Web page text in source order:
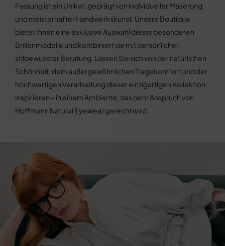
Fassung ist ein Unikat, geprägt von individueller Maserung
und meisterhafter Handwerkskunst. Unsere Boutique
bietet Ihnen eine exklusive Auswahl dieser besonderen
Brillenmodelle und kombiniert sie mit persönlicher,
stilbewusster Beratung. Lassen Sie sich von der natürlichen
Schönheit, dem außergewöhnlichen Tragekomfort und der
hochwertigen Verarbeitung dieser einzigartigen Kollektion
inspirieren – in einem Ambiente, das dem Anspruch von
Hoffmann Natural Eyewear gerecht wird.